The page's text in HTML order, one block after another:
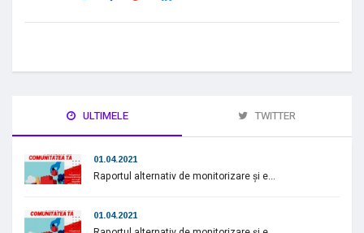
ULTIMELE TWITTER
01.04.2021
Raportul alternativ de monitorizare și e...
01.04.2021